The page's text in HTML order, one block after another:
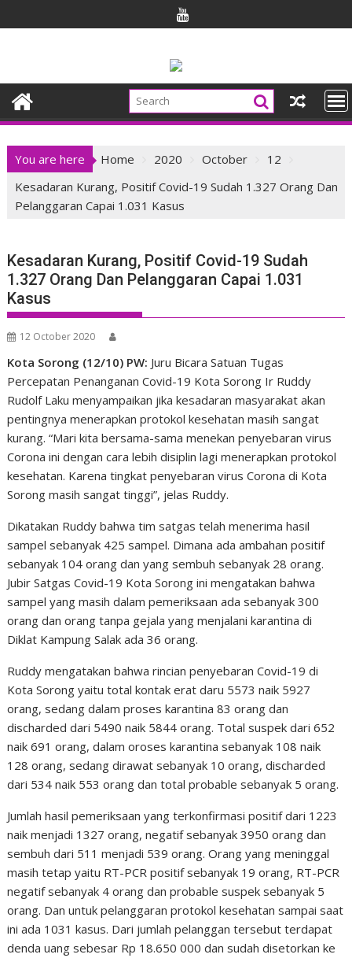
to
You are here Home 2020 October
12
Kesadaran Kurang, Positif Covid-19 Sudah 1.327 Orang Dan
Pelanggaran Capai 1.031 Kasus
Kesadaran Kurang, Positif Covid-19 Sudah
1.327 Orang Dan Pelanggaran Capai 1.031
Kasus
12 October 2020
Kota Sorong (12/10) PW: Juru Bicara Satuan Tugas
Percepatan Penanganan Covid-19 Kota Sorong Ir Ruddy
Rudolf Laku menyampaikan jika kesadaran masyarakat akan
pentingnya menerapkan protokol kesehatan masih sangat
kurang. “Mari kita bersama-sama menekan penyebaran virus
Corona ini dengan cara lebih disiplin lagi menerapkan protokol
kesehatan. Karena tingkat penyebaran virus Corona di Kota
Sorong masih sangat tinggi”, jelas Ruddy.
Dikatakan Ruddy bahwa tim satgas telah menerima hasil
sampel sebanyak 425 sampel. Dimana ada ambahan positif
sebanyak 104 orang dan yang sembuh sebanyak 28 orang.
Jubir Satgas Covid-19 Kota Sorong ini mengatakan bahwa
sampel yang masih dalam pemeriksaan ada sebanyak 300
orang dan orang tanpa gejala yang menjalani karantina di
Diklat Kampung Salak ada 36 orang.
Ruddy mengatakan bahwa rincian penyebaran Covid-19 di
Kota Sorong yaitu total kontak erat daru 5573 naik 5927
orang, sedang dalam proses karantina 83 orang dan
discharded dari 5490 naik 5844 orang. Total suspek dari 652
naik 691 orang, dalam oroses karantina sebanyak 108 naik
128 orang, sedang dirawat sebanyak 10 orang, discharded
dari 534 naik 553 orang dan total probable sebanyak 5 orang.
Jumlah hasil pemeriksaan yang terkonfirmasi positif dari 1223
naik menjadi 1327 orang, negatif sebanyak 3950 orang dan
sembuh dari 511 menjadi 539 orang. Orang yang meninggal
masih tetap yaitu RT-PCR positif sebanyak 19 orang, RT-PCR
negatif sebanyak 4 orang dan probable suspek sebanyak 5
orang. Dan untuk pelanggaran protokol kesehatan sampai saat
ini ada 1031 kasus. Dari jumlah pelanggan tersebut terdapat
denda uang sebesar Rp 18.650 000 dan sudah disetorkan ke